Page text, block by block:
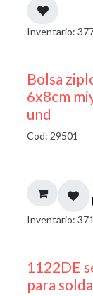
Inventario:
Bolsa
6x8cm
und
Cod: 29501
Inventario:
1122DE
para